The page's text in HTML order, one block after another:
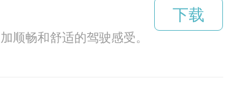
顺畅和舒适的驾驶感受。
下载